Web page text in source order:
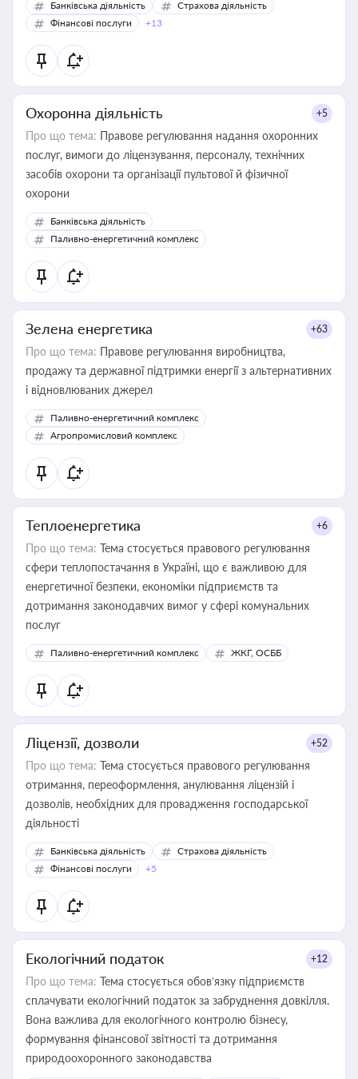
Банківська діяльність
Страхова діяльність
Фінансові послуги
+13
Охоронна діяльність +5
Про що тема: Правове регулювання надання охоронних
послуг, вимоги до ліцензування, персоналу, технічних
засобів охорони та організації пультової й фізичної
охорони
Банківська діяльність
Паливно-енергетичний комплекс
Зелена енергетика +63
Про що тема: Правове регулювання виробництва,
продажу та державної підтримки енергії з альтернативних
і відновлюваних джерел
Паливно-енергетичний комплекс
Агропромисловий комплекс
Теплоенергетика +6
Про що тема: Тема стосується правового регулювання
сфери теплопостачання в Україні, що є важливою для
енергетичної безпеки, економіки підприємств та
дотримання законодавчих вимог у сфері комунальних
послуг
Паливно-енергетичний комплекс ЖКГ, ОСББ
Ліцензії, дозволи +52
Про що тема: Тема стосується правового регулювання
отримання, переоформлення, анулювання ліцензій і
дозволів, необхідних для провадження господарської
діяльності
Банківська діяльність
Страхова діяльність
Фінансові послуги
+5
Екологічний податок +12
Про що тема: Тема стосується обов’язку підприємств
сплачувати екологічний податок за забруднення довкілля.
Вона важлива для екологічного контролю бізнесу,
формування фінансової звітності та дотримання
природоохоронного законодавства